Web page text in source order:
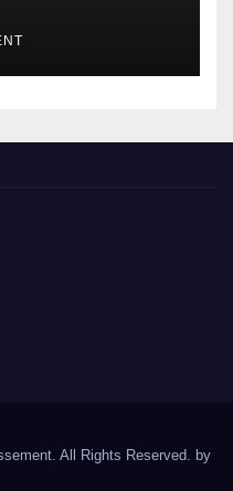
All Rights Reserved. by